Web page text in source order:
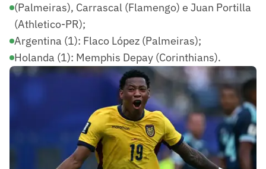
(Palmeiras), Carrascal (Flamengo) e Juan Portilla
(Athletico-PR);
Argentina (1): Flaco López (Palmeiras);
Holanda (1): Memphis Depay (Corinthians).